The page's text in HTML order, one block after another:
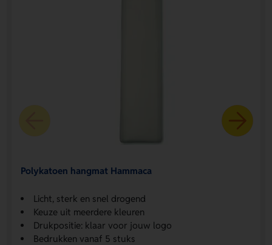
Polykatoen hangmat Hammaca
Licht, sterk en snel drogend
Keuze uit meerdere kleuren
Drukpositie: klaar voor jouw logo
Bedrukken vanaf 5 stuks